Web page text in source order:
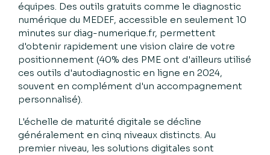
équipes. Des outils gratuits comme le diagnostic
numérique du MEDEF, accessible en seulement 10
minutes sur diag-numerique.fr, permettent
d'obtenir rapidement une vision claire de votre
positionnement (40% des PME ont d'ailleurs utilisé
ces outils d'autodiagnostic en ligne en 2024,
souvent en complément d'un accompagnement
personnalisé).
L'échelle de maturité digitale se décline
généralement en cinq niveaux distincts. Au
premier niveau, les solutions digitales sont